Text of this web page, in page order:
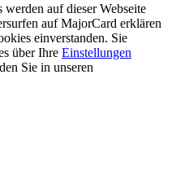
auf dieser Webseite
auf MajorCard erklären
einverstanden. Sie
über Ihre Einstellungen
Sie in unseren